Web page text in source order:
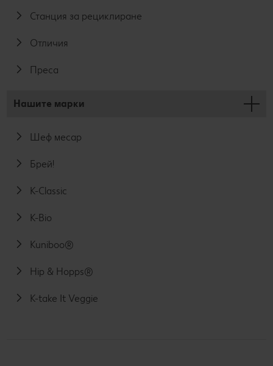
Станция за рециклиране
Отличия
Преса
Нашите марки
Шеф месар
Брей!
K-Classic
K-Bio
Kuniboo®
Hip & Hopps®
K-take It Veggie